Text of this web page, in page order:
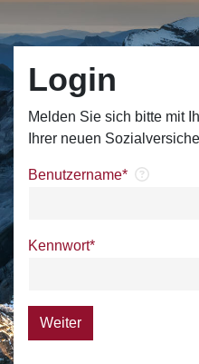
Login
Melden Sie sich bitte mit
Ihrer neuen
Benutzername*
Kennwort*
Weiter